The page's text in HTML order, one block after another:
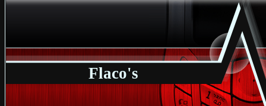
Flaco's